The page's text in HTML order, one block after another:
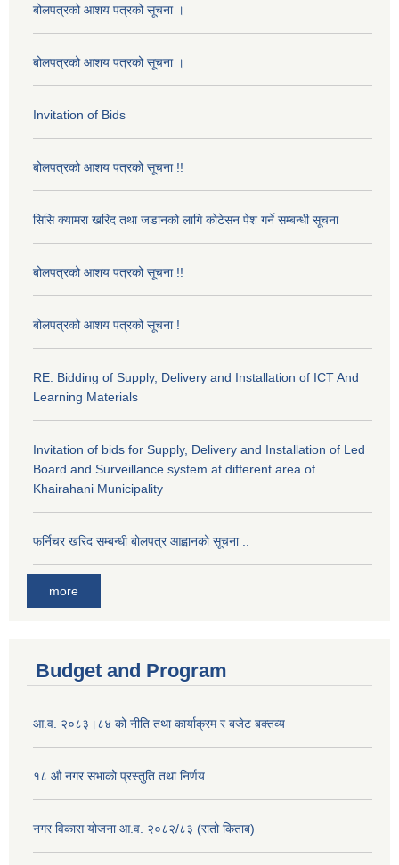
बोलपत्रको आशय पत्रको सूचना ।
बोलपत्रको आशय पत्रको सूचना ।
Invitation of Bids
बोलपत्रको आशय पत्रको सूचना !!
सिसि क्यामरा खरिद तथा जडानको लागि कोटेसन पेश गर्ने सम्बन्धी सूचना
बोलपत्रको आशय पत्रको सूचना !!
बोलपत्रको आशय पत्रको सूचना !
RE: Bidding of Supply, Delivery and Installation of ICT And
Learning Materials
Invitation of bids for Supply, Delivery and Installation of Led
Board and Surveillance system at different area of
Khairahani Municipality
फर्निचर खरिद सम्बन्धी बोलपत्र आह्वानको सूचना ..
more
Budget and Program
आ.व. २०८३।८४ को नीति तथा कार्याक्रम र बजेट बक्तव्य
१८ औ नगर सभाको प्रस्तुति तथा निर्णय
नगर विकास योजना आ.व. २०८२/८३ (रातो किताब)